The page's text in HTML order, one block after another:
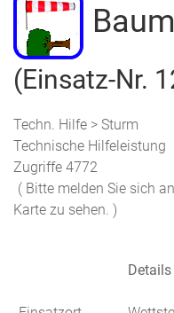
(Einsatz-Nr.
Techn. Hilfe > Sturm
Technische Hilfeleistung
Zugriffe 4772
( Bitte melden Sie sich
Karte zu sehen. )
Details